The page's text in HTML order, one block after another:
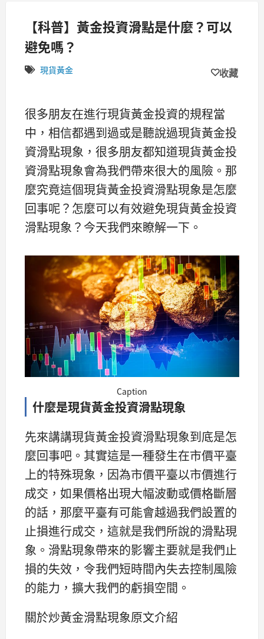
【科普】黃金投資滑點是什麼？可以
避免嗎？
現貨黃金 收藏
很多朋友在進行現貨黃金投資的規程當
中，相信都遇到過或是聽說過現貨黃金投
資滑點現象，很多朋友都知道現貨黃金投
資滑點現象會為我們帶來很大的風險。那
麼究竟這個現貨黃金投資滑點現象是怎麼
回事呢？怎麼可以有效避免現貨黃金投資
滑點現象？今天我們來瞭解一下。
Caption
什麼是現貨黃金投資滑點現象
先來講講現貨黃金投資滑點現象到底是怎
麼回事吧。其實這是一種發生在市價平臺
上的特殊現象，因為市價平臺以市價進行
成交，如果價格出現大幅波動或價格斷層
的話，那麼平臺有可能會越過我們設置的
止損進行成交，這就是我們所說的滑點現
象。滑點現象帶來的影響主要就是我們止
損的失效，令我們短時間內失去控制風險
的能力，擴大我們的虧損空間。
關於炒黃金滑點現象原文介紹